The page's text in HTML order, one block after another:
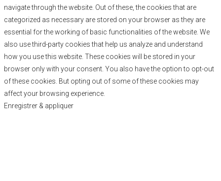
navigate through the website. Out of these, the cookies that are
categorized as necessary are stored on your browser as they are
essential for the working of basic functionalities of the website. We
also use third-party cookies that help us analyze and understand
how you use this website. These cookies will be stored in your
browser only with your consent. You also have the option to opt-out
of these cookies. But opting out of some of these cookies may
affect your browsing experience.
Enregistrer & appliquer